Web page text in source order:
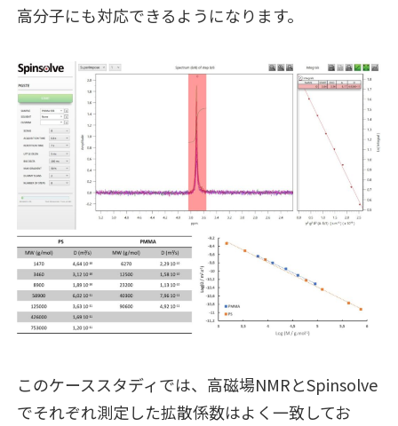
高分子にも対応できるようになります。
このケーススタディでは、高磁場NMRとSpinsolve
でそれぞれ測定した拡散係数はよく一致してお